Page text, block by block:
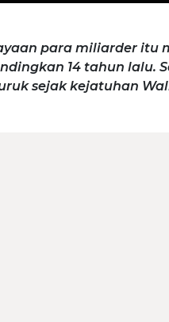
para miliarder itu
14 tahun lalu.
sejak kejatuhan